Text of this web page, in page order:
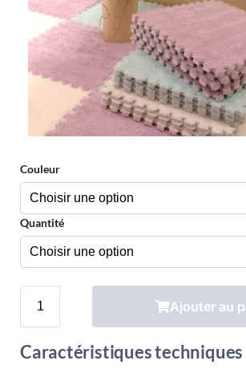
Couleur
Quantité
Ajouter au
Caractéristiques techniques